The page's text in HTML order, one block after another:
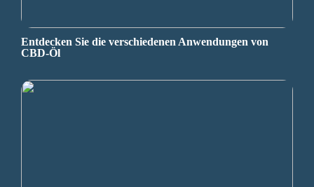
Entdecken Sie die verschiedenen Anwendungen von
CBD-Öl